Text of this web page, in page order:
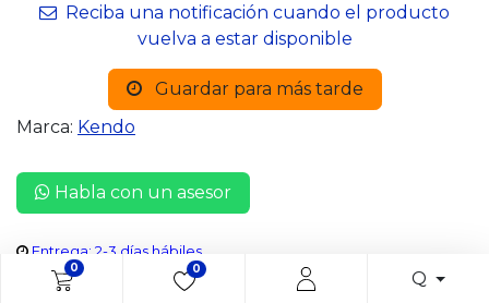
0 0 Q
Reciba una notificación cuando el producto
vuelva a estar disponible
Guardar para más tarde
Marca: Kendo
Habla con un asesor
Entrega: 2-3 días hábiles